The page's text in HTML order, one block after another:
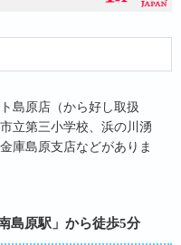
島原店（から好し取扱
立第三小学校、浜の川湧
庫島原支店などがありま
島原駅」から徒歩5分